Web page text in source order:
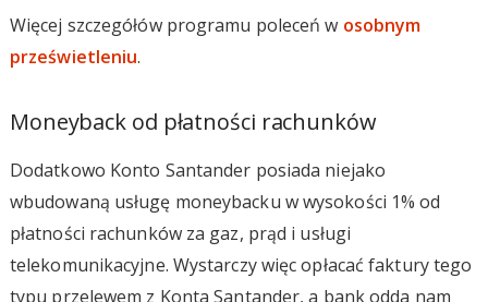
Więcej szczegółów programu poleceń w osobnym
prześwietleniu.
Moneyback od płatności rachunków
Dodatkowo Konto Santander posiada niejako
wbudowaną usługę moneybacku w wysokości 1% od
płatności rachunków za gaz, prąd i usługi
telekomunikacyjne. Wystarczy więc opłacać faktury tego
typu przelewem z Konta Santander, a bank odda nam